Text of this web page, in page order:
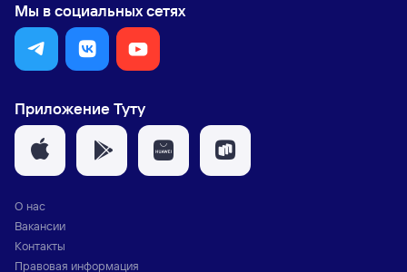
Мы в социальных сетях
Приложение Туту
О нас
Вакансии
Контакты
Правовая информация